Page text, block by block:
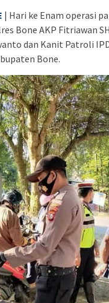
| Hari ke Enam operasi
Bone AKP Fitriawan
dan Kanit Patroli
Bone.